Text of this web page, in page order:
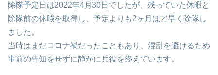
除隊予定日は2022年4月30日でしたが、残っていた休暇と
除隊前の休暇を取得し、予定よりも2ヶ月ほど早く除隊し
ました。
当時はまだコロナ禍だったこともあり、混乱を避けるため
事前の告知をせずに静かに兵役を終えています。